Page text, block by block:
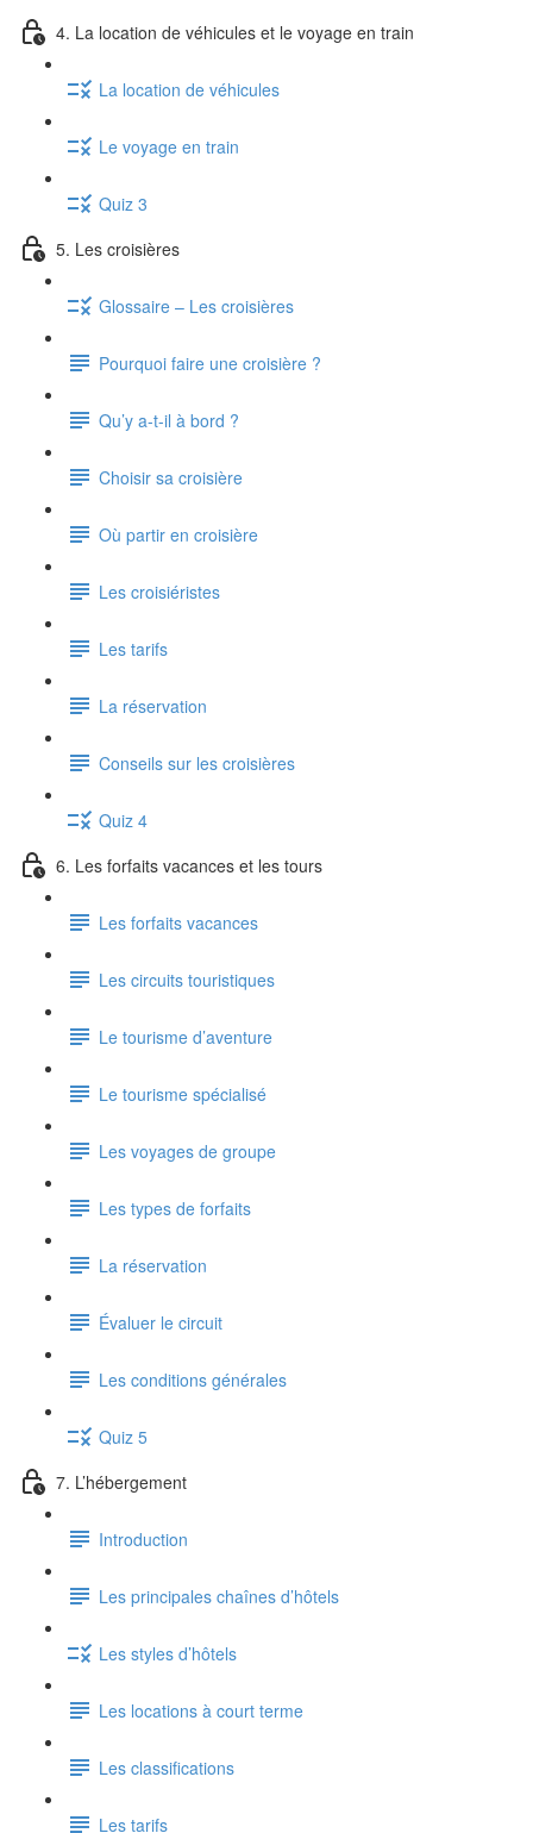
4. La location de véhicules et le voyage en train
La location de véhicules
Le voyage en train
Quiz 3
5. Les croisières
Glossaire – Les croisières
Pourquoi faire une croisière ?
Qu’y a-t-il à bord ?
Choisir sa croisière
Où partir en croisière
Les croisiéristes
Les tarifs
La réservation
Conseils sur les croisières
Quiz 4
6. Les forfaits vacances et les tours
Les forfaits vacances
Les circuits touristiques
Le tourisme d’aventure
Le tourisme spécialisé
Les voyages de groupe
Les types de forfaits
La réservation
Évaluer le circuit
Les conditions générales
Quiz 5
7. L’hébergement
Introduction
Les principales chaînes d’hôtels
Les styles d’hôtels
Les locations à court terme
Les classifications
Les tarifs